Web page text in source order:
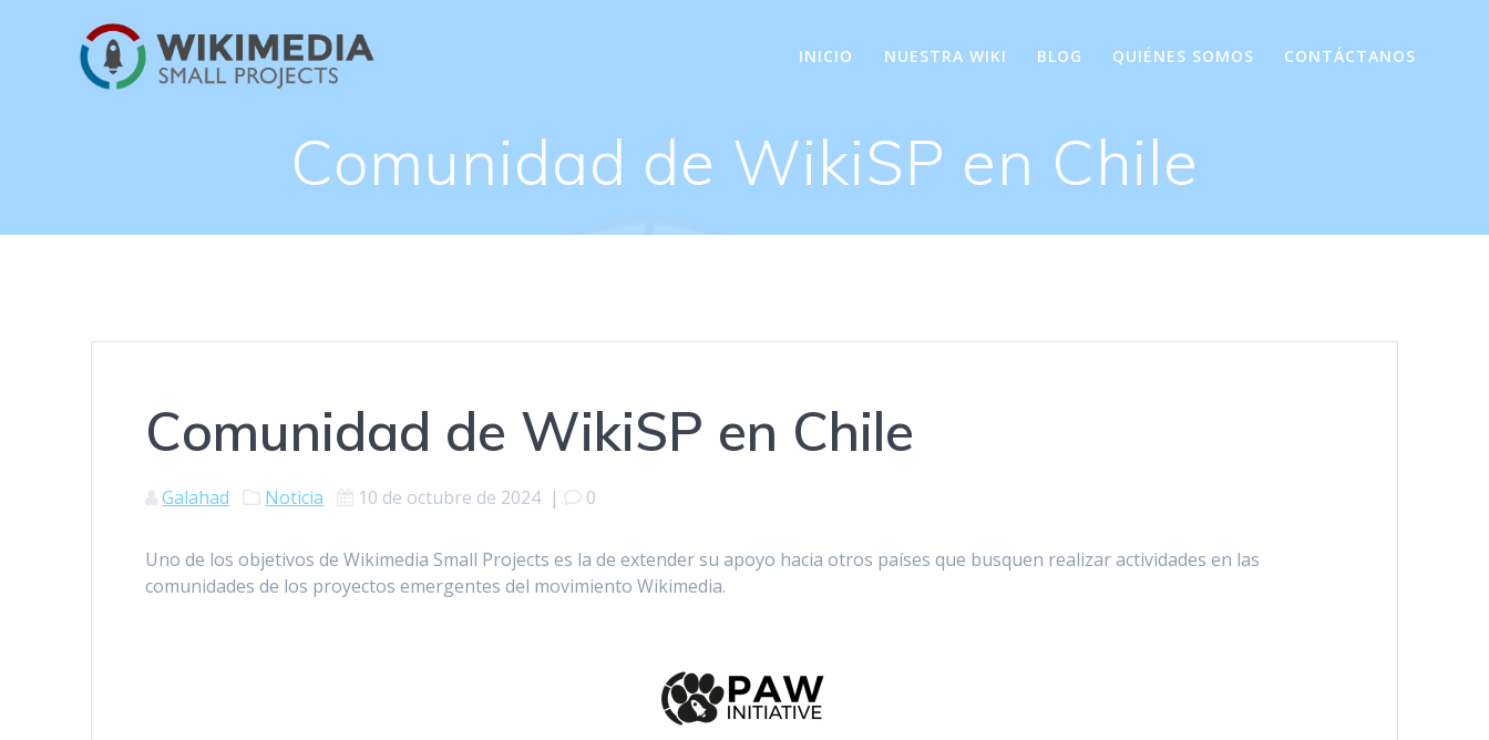
contenido
INICIO NUESTRA WIKI BLOG QUIÉNES SOMOS CONTÁCTANOS
Comunidad de WikiSP en Chile
Comunidad de WikiSP en Chile
Galahad Noticia 10 de octubre de 2024| 0
Uno de los objetivos de Wikimedia Small Projects es la de extender su apoyo hacia otros países que busquen realizar actividades en las
comunidades de los proyectos emergentes del movimiento Wikimedia.